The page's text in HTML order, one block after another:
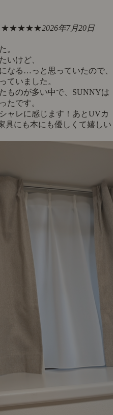
★★★★★2026年7月20日
。
いけど、
なる…っと思っていたので、
ていました。
ものが多い中で、SUNNYは
たです。
ャレに感じます！あとUVカ
具にも本にも優しくて嬉しい